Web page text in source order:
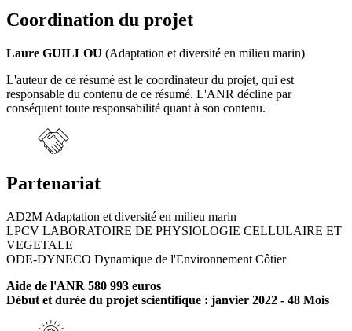
Coordination du projet
Laure GUILLOU (Adaptation et diversité en milieu marin)
L'auteur de ce résumé est le coordinateur du projet, qui est
responsable du contenu de ce résumé. L'ANR décline par
conséquent toute responsabilité quant à son contenu.
Partenariat
AD2M Adaptation et diversité en milieu marin
LPCV LABORATOIRE DE PHYSIOLOGIE CELLULAIRE ET
VEGETALE
ODE-DYNECO Dynamique de l'Environnement Côtier
Aide de l'ANR 580 993 euros
Début et durée du projet scientifique : janvier 2022 - 48 Mois